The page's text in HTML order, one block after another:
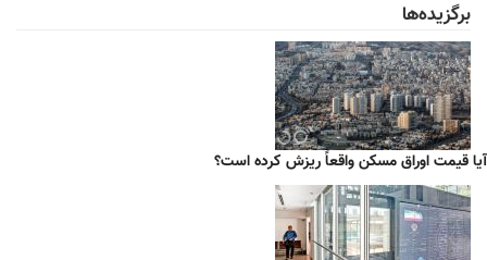
برگزیده‌ها
آیا قیمت اوراق مسکن واقعاً ریزش کرده است؟